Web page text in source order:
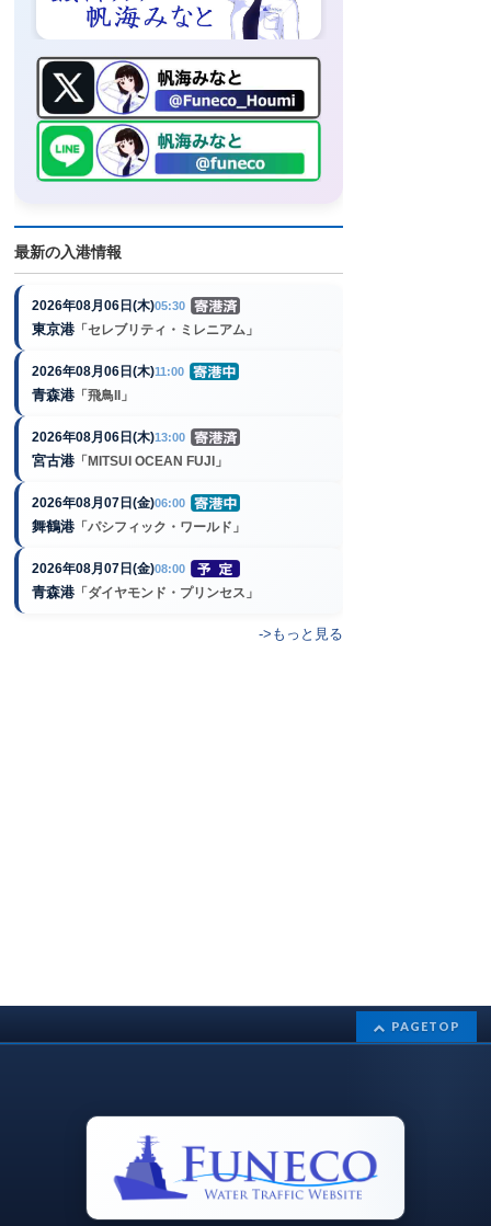
最新の入港情報
2026年08月06日(木)05:30
東京港 「セレブリティ・ミレニアム」
2026年08月06日(木)11:00
青森港 「飛鳥II」
2026年08月06日(木)13:00
宮古港 「MITSUI OCEAN FUJI」
2026年08月07日(金)06:00
舞鶴港 「パシフィック・ワールド」
2026年08月07日(金)08:00
青森港 「ダイヤモンド・プリンセス」
->もっと見る
PAGETOP